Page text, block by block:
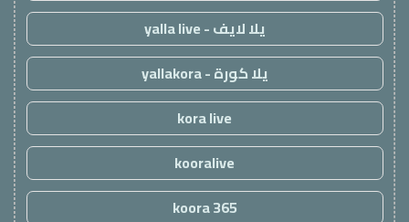
يلا لايف - yalla live
يلا كورة - yallakora
kora live
kooralive
koora 365